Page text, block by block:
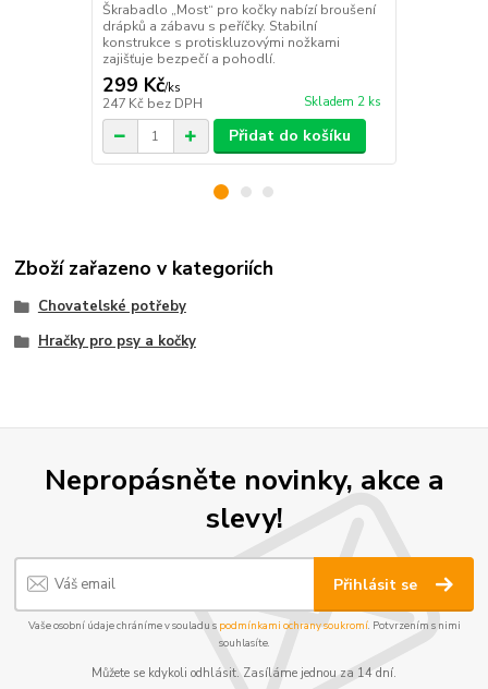
Škrabadlo „Most“ pro kočky nabízí broušení
drápků a zábavu s peříčky. Stabilní
konstrukce s protiskluzovými nožkami
zajišťuje bezpečí a pohodlí.
299 Kč/ks
247 Kč bez DPH Skladem 2 ks
Přidat do košíku
Zboží zařazeno v kategoriích
Chovatelské potřeby
Hračky pro psy a kočky
Nepropásněte novinky, akce a
slevy!
Přihlásit se
Vaše osobní údaje chráníme v souladu s podmínkami ochrany soukromí. Potvrzením s nimi
souhlasíte.
Můžete se kdykoli odhlásit. Zasíláme jednou za 14 dní.